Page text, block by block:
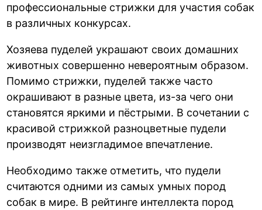
профессиональные стрижки для участия собак
в различных конкурсах.
Хозяева пуделей украшают своих домашних
животных совершенно невероятным образом.
Помимо стрижки, пуделей также часто
окрашивают в разные цвета, из-за чего они
становятся яркими и пёстрыми. В сочетании с
красивой стрижкой разноцветные пудели
производят неизгладимое впечатление.
Необходимо также отметить, что пудели
считаются одними из самых умных пород
собак в мире. В рейтинге интеллекта пород